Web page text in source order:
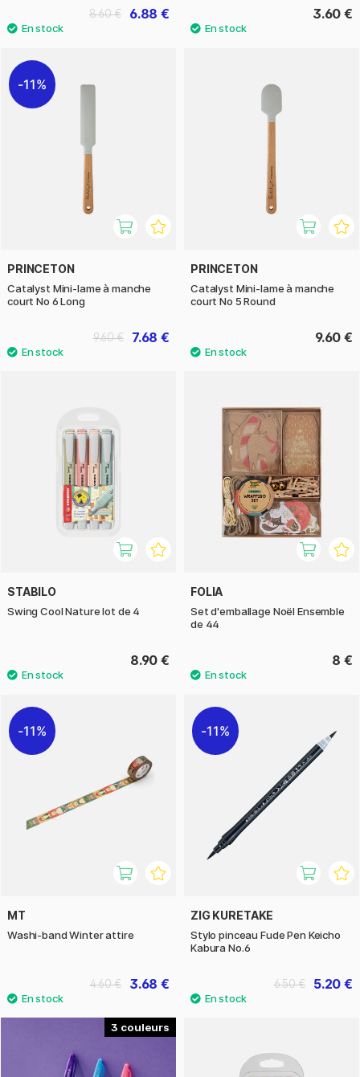
6.88 €
8.60 € 3.60 €
11%
PRINCETON
Catalyst Mini-lame à manche
court No 6 Long
7.68 €
9.60 €
PRINCETON
Catalyst Mini-lame à manche
court No 5 Round
9.60 €
STABILO
Swing Cool Nature lot de 4
8.90 €
FOLIA
Set d'emballage Noël Ensemble
de 44
8 €
11%
MT
Washi-band Winter attire
3.68 €
4.60 €
11%
ZIG KURETAKE
Stylo pinceau Fude Pen Keicho
Kabura No.6
5.20 €
6.50 €
3